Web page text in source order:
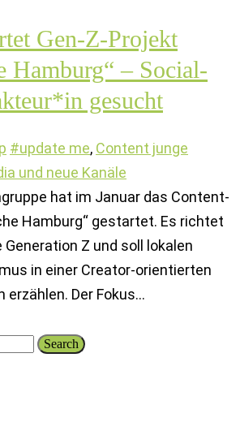
Gen-Z-Projekt
Hamburg“ – Social-
gesucht
#update me, Content junge
und neue Kanäle
hat im Januar das Content-
Hamburg“ gestartet. Es richtet
Z und soll lokalen
in einer Creator-orientierten
erzählen. Der Fokus…
Search